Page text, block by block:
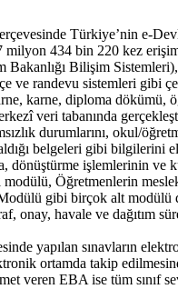
Türkiye’nin e-
milyon 434 bin 220 kez
Bilişim
ve randevu sistemleri gibi
karne, diploma dökümü,
veri tabanında
durumlarını, okul/
belgeleri gibi
işlemlerinin ve
Öğretmenlerin
gibi birçok alt modülü
onay, havale ve dağıtım
yapılan sınavların
ortamda takip
veren EBA ise tüm